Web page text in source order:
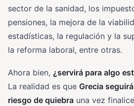
sector de la sanidad, los
pensiones, la mejora de la
estadísticas, la regulación y la
la reforma laboral, entre otras.
Ahora bien, ¿servirá para algo
La realidad es que Grecia
riesgo de quiebra una vez